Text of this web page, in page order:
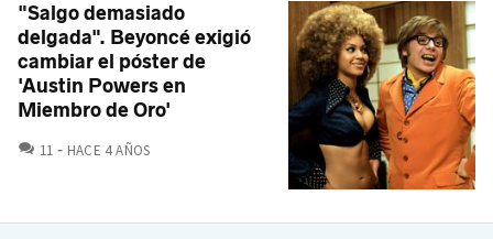
"Salgo demasiado
delgada". Beyoncé exigió
cambiar el póster de
'Austin Powers en
Miembro de Oro'
11 COMENTARIOS
HACE 4 AÑOS